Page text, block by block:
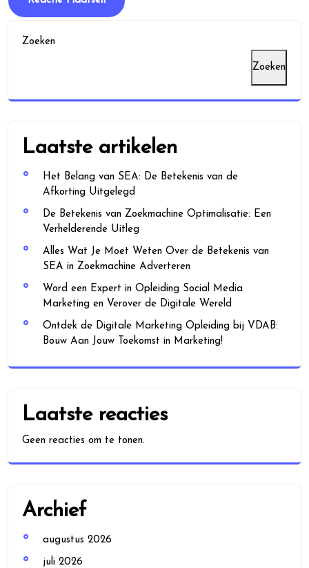
Zoeken
Zoeken
Laatste artikelen
Het Belang van SEA: De Betekenis van de
Afkorting Uitgelegd
De Betekenis van Zoekmachine Optimalisatie: Een
Verhelderende Uitleg
Alles Wat Je Moet Weten Over de Betekenis van
SEA in Zoekmachine Adverteren
Word een Expert in Opleiding Social Media
Marketing en Verover de Digitale Wereld
Ontdek de Digitale Marketing Opleiding bij VDAB:
Bouw Aan Jouw Toekomst in Marketing!
Laatste reacties
Geen reacties om te tonen.
Archief
augustus 2026
juli 2026